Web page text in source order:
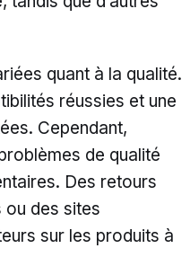
quant à la qualité.
réussies et une
Cependant,
de qualité
Des retours
ou des sites
sur les produits à